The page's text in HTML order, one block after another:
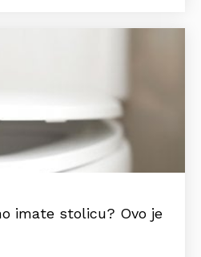
imate stolicu? Ovo je